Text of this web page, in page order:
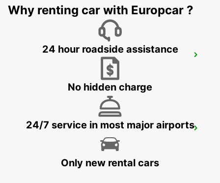
NYKOPING SKAVSTA AIRPORT
NYKOPING
Why renting car with Europcar ?
24 hour roadside assistance
No hidden charge
24/7 service in most major airports
Only new rental cars